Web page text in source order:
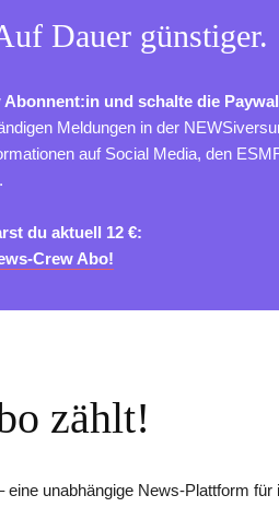
Dauer günstiger.
Abonnent:in und schalte die
Meldungen in der
auf Social Media, den
du aktuell 12 €:
Crew Abo!
zählt!
eine unabhängige News-Plattform für